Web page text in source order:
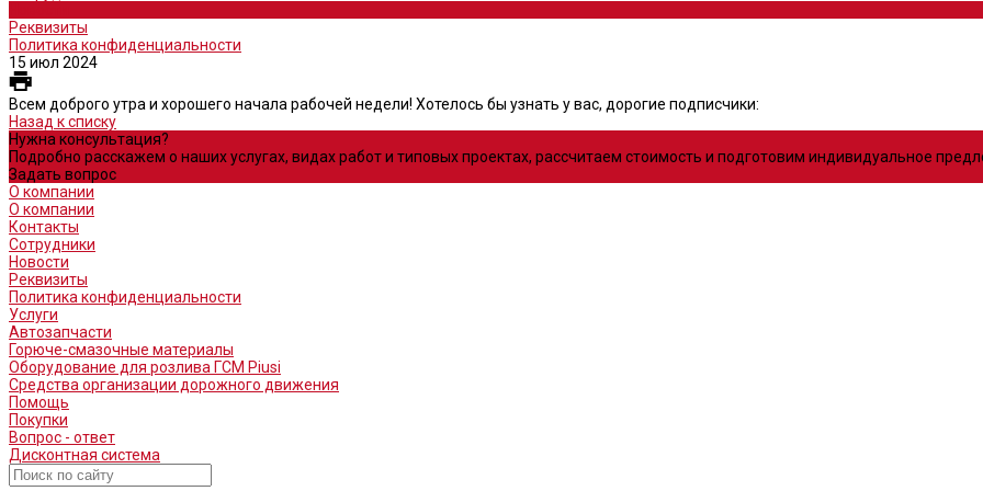
Реквизиты
Политика конфиденциальности
15 июл 2024
Всем доброго утра и хорошего начала рабочей недели! Хотелось бы узнать у вас, дорогие подписчики:
Назад к списку
Нужна консультация?
Подробно расскажем о наших услугах, видах работ и типовых проектах, рассчитаем стоимость и подготовим индивидуальное
Задать вопрос
О компании
О компании
Контакты
Сотрудники
Новости
Реквизиты
Политика конфиденциальности
Услуги
Автозапчасти
Горюче-смазочные материалы
Оборудование для розлива ГСМ Piusi
Средства организации дорожного движения
Помощь
Покупки
Вопрос - ответ
Дисконтная система